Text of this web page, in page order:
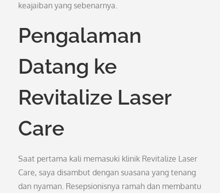
keajaiban yang sebenarnya.
Pengalaman
Datang ke
Revitalize Laser
Care
Saat pertama kali memasuki klinik Revitalize Laser
Care, saya disambut dengan suasana yang tenang
dan nyaman. Resepsionisnya ramah dan membantu